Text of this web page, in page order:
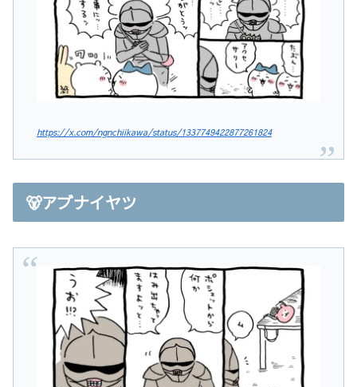
https://x.com/ngnchiikawa/status/1337749422877261824
🐻アブナイヤツ